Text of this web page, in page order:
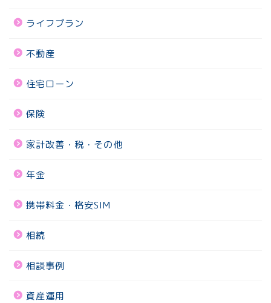
ライフプラン
不動産
住宅ローン
保険
家計改善・税・その他
年金
携帯料金・格安SIM
相続
相談事例
資産運用